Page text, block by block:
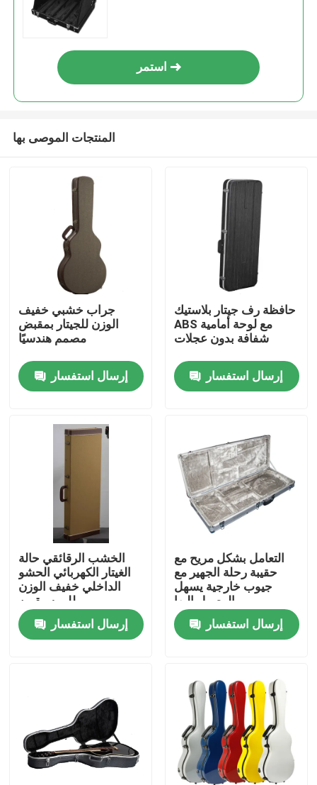
منزل
أشرطة فيديو
حالة رف الغيتار
حالة الرف الضحلة
حالة جبل الرف
استمر
المنتجات الموصى بها
جراب خشبي خفيف
الوزن للجيتار بمقبض
مصمم هندسيًا
إرسال استفسار
حافظة رف جيتار بلاستيك
ABS مع لوحة أمامية
شفافة بدون عجلات
إرسال استفسار
الخشب الرقائقي حالة
الغيتار الكهربائي الحشو
الداخلي خفيف الوزن
للموسيقيين
إرسال استفسار
التعامل بشكل مريح مع
حقيبة رحلة الجهير مع
جيوب خارجية يسهل
الوصول إليها
إرسال استفسار